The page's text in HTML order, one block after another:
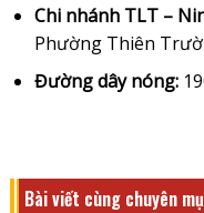
Chi nhánh TLT –
Phường Thiên
Đường dây nóng:
Bài viết cùng chuyên